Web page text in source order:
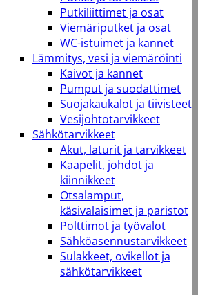
Putkiliittimet ja osat
Viemäriputket ja osat
WC-istuimet ja kannet
Lämmitys, vesi ja viemäröinti
Kaivot ja kannet
Pumput ja suodattimet
Suojakaukalot ja tiivisteet
Vesijohtotarvikkeet
Sähkötarvikkeet
Akut, laturit ja tarvikkeet
Kaapelit, johdot ja
kiinnikkeet
Otsalamput,
käsivalaisimet ja paristot
Polttimot ja työvalot
Sähköasennustarvikkeet
Sulakkeet, ovikellot ja
sähkötarvikkeet